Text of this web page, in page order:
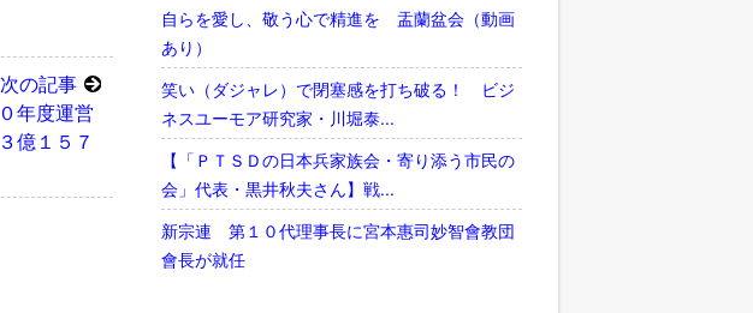
次の記事
年度運営
億１５７
自らを愛し、敬う心で精進を 盂蘭盆会（動画
あり）
笑い（ダジャレ）で閉塞感を打ち破る！ ビジ
ネスユーモア研究家・川堀泰...
【「ＰＴＳＤの日本兵家族会・寄り添う市民の
会」代表・黒井秋夫さん】戦...
新宗連 第１０代理事長に宮本惠司妙智會教団
會長が就任